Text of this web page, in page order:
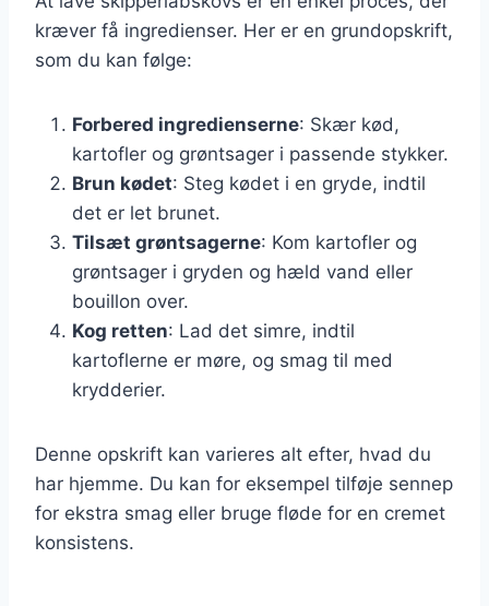
kræver få ingredienser. Her er en grundopskrift,
som du kan følge:
Forbered ingredienserne: Skær kød,
kartofler og grøntsager i passende stykker.
Brun kødet: Steg kødet i en gryde, indtil
det er let brunet.
Tilsæt grøntsagerne: Kom kartofler og
grøntsager i gryden og hæld vand eller
bouillon over.
Kog retten: Lad det simre, indtil
kartoflerne er møre, og smag til med
krydderier.
Denne opskrift kan varieres alt efter, hvad du
har hjemme. Du kan for eksempel tilføje sennep
for ekstra smag eller bruge fløde for en cremet
konsistens.